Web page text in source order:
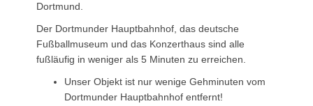
Dortmund.
Der Dortmunder Hauptbahnhof, das deutsche
Fußballmuseum und das Konzerthaus sind alle
fußläufig in weniger als 5 Minuten zu erreichen.
Unser Objekt ist nur wenige Gehminuten vom
Dortmunder Hauptbahnhof entfernt!